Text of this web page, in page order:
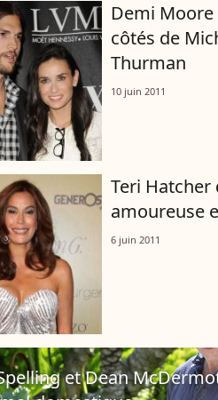
Demi
côtés de
Thurman
10 juin 2011
Teri Hatcher
amoureuse
6 juin 2011
et Dean